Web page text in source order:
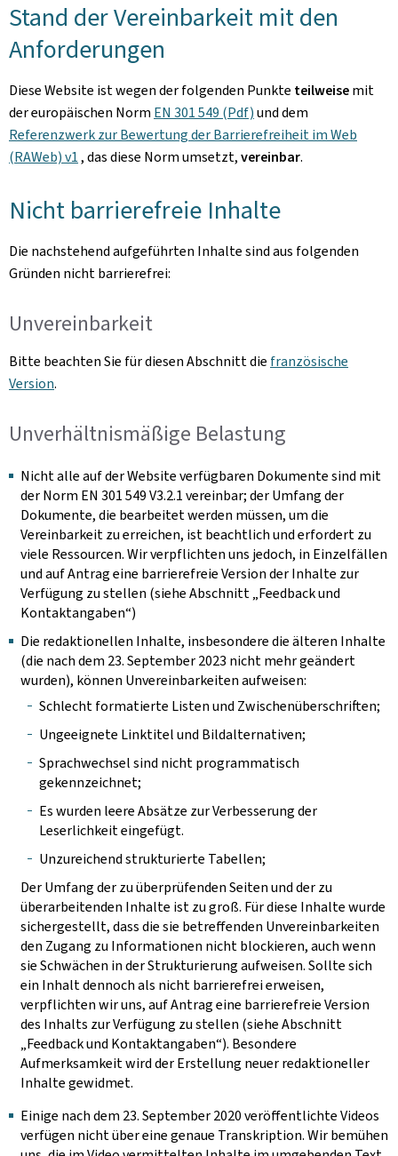
Stand der Vereinbarkeit mit den
Anforderungen
Diese Website ist wegen der folgenden Punkte teilweisemit
der europäischen Norm EN 301 549 (Pdf)und dem
Referenzwerk zur Bewertung der Barrierefreiheit im Web
(RAWeb) v1, das diese Norm umsetzt,vereinbar.
Nicht barrierefreie Inhalte
Die nachstehend aufgeführten Inhalte sind aus folgenden
Gründen nicht barrierefrei:
Unvereinbarkeit
Bitte beachten Sie für diesen Abschnitt die französische
Version.
Unverhältnismäßige Belastung
Nicht alle auf der Website verfügbaren Dokumente sind mit
der Norm EN 301 549 V3.2.1 vereinbar; der Umfang der
Dokumente, die bearbeitet werden müssen, um die
Vereinbarkeit zu erreichen, ist beachtlich und erfordert zu
viele Ressourcen. Wir verpflichten uns jedoch, in Einzelfällen
und auf Antrag eine barrierefreie Version der Inhalte zur
Verfügung zu stellen (siehe Abschnitt „Feedback und
Kontaktangaben“)
Die redaktionellen Inhalte, insbesondere die älteren Inhalte
(die nach dem 23. September 2023 nicht mehr geändert
wurden), können Unvereinbarkeiten aufweisen:
Schlecht formatierte Listen und Zwischenüberschriften;
Ungeeignete Linktitel und Bildalternativen;
Sprachwechsel sind nicht programmatisch
gekennzeichnet;
Es wurden leere Absätze zur Verbesserung der
Leserlichkeit eingefügt.
Unzureichend strukturierte Tabellen;
Der Umfang der zu überprüfenden Seiten und der zu
überarbeitenden Inhalte ist zu groß. Für diese Inhalte wurde
sichergestellt, dass die sie betreffenden Unvereinbarkeiten
den Zugang zu Informationen nicht blockieren, auch wenn
sie Schwächen in der Strukturierung aufweisen. Sollte sich
ein Inhalt dennoch als nicht barrierefrei erweisen,
verpflichten wir uns, auf Antrag eine barrierefreie Version
des Inhalts zur Verfügung zu stellen (siehe Abschnitt
„Feedback und Kontaktangaben“). Besondere
Aufmerksamkeit wird der Erstellung neuer redaktioneller
Inhalte gewidmet.
Einige nach dem 23. September 2020 veröffentlichte Videos
verfügen nicht über eine genaue Transkription. Wir bemühen